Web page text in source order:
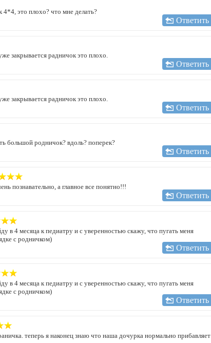
это плохо? что мне делать?
Ответить
закрывается радничок это плохо.
Ответить
закрывается радничок это плохо.
Ответить
большой родничок? вдоль? поперек?
Ответить
познавательно, а главное все понятно!!!
Ответить
в 4 месяца к педиатру и с уверенностью скажу, что пугать меня
с родничком)
Ответить
в 4 месяца к педиатру и с уверенностью скажу, что пугать меня
с родничком)
Ответить
теперь я наконец знаю что наша дочурка нормально прибавляет